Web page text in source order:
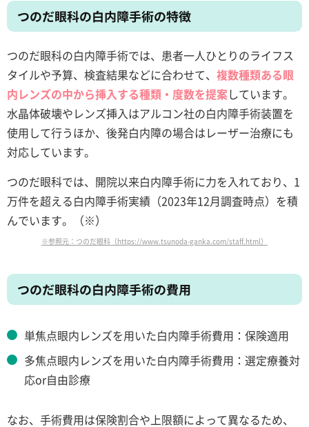
つのだ眼科の白内障手術の特徴
つのだ眼科の白内障手術では、患者一人ひとりのライフス
タイルや予算、検査結果などに合わせて、 複数種類ある眼
内レンズの中から挿入する種類・度数を提案しています。
水晶体破壊やレンズ挿入はアルコン社の白内障手術装置を
使用して行うほか、後発白内障の場合はレーザー治療にも
対応しています。
つのだ眼科では、開院以来白内障手術に力を入れており、1
万件を超える白内障手術実績（2023年12月調査時点）を積
んでいます。（※）
※参照元：つのだ眼科（https://www.tsunoda-ganka.com/staff.html）
つのだ眼科の白内障手術の費用
単焦点眼内レンズを用いた白内障手術費用：保険適用
多焦点眼内レンズを用いた白内障手術費用：選定療養対
応or自由診療
なお、手術費用は保険割合や上限額によって異なるため、